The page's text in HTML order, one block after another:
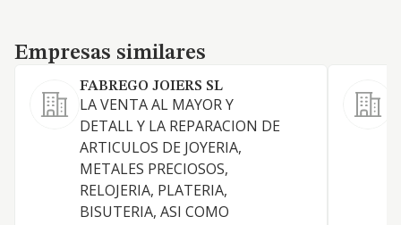
Empresas similares
Empresas similares
FABREGO JOIERS SL
LA VENTA AL MAYOR Y
DETALL Y LA REPARACION DE
ARTICULOS DE JOYERIA,
METALES PRECIOSOS,
RELOJERIA, PLATERIA,
BISUTERIA, ASI COMO